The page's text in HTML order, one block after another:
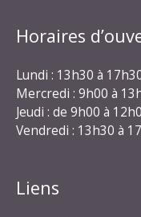
Horaires
Lundi : 13h30 à
Mercredi : 9h00 à
Jeudi : de 9h00 à
Vendredi : 13h30 à
Liens